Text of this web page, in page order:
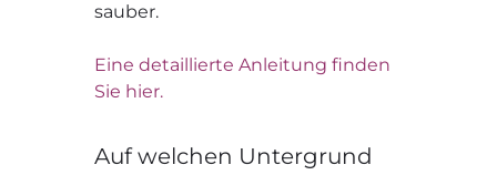
sauber.
Eine detaillierte Anleitung finden
Sie hier.
Auf welchen Untergrund